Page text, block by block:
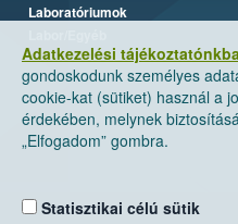
Adatkezelési
gondoskodunk személyes
cookie-kat (sütiket) használ a
érdekében, melynek
„Elfogadom” gombra.
Statisztikai célú sütik
Laboratóriumok